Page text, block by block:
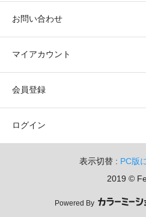
お問い合わせ
マイアカウント
会員登録
ログイン
表示切替 : PC版
2019 ©
Powered By